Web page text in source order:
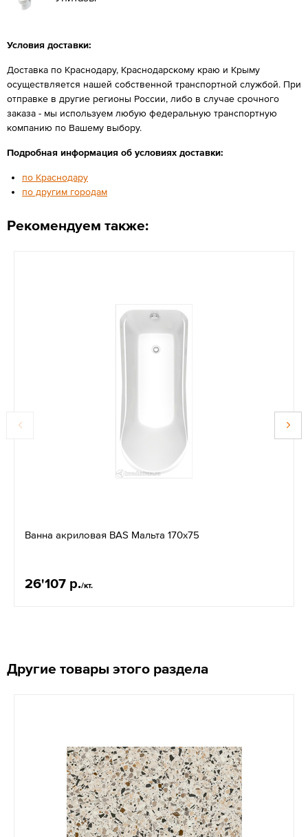
Условия доставки:
Доставка по Краснодару, Краснодарскому краю и Крыму
осуществляется нашей собственной транспортной службой. При
отправке в другие регионы России, либо в случае срочного
заказа - мы используем любую федеральную транспортную
компанию по Вашему выбору.
Подробная информация об условиях доставки:
по Краснодару
по другим городам
Рекомендуем также:
Ванна акриловая BAS Мальта 170х75
26'107 р./кт.
Другие товары этого раздела